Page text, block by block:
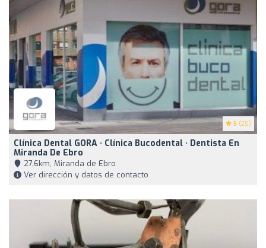
5 (25)
Clínica Dental GORA · Clínica Bucodental · Dentista En
Miranda De Ebro
27,6km, Miranda de Ebro
Ver dirección y datos de contacto